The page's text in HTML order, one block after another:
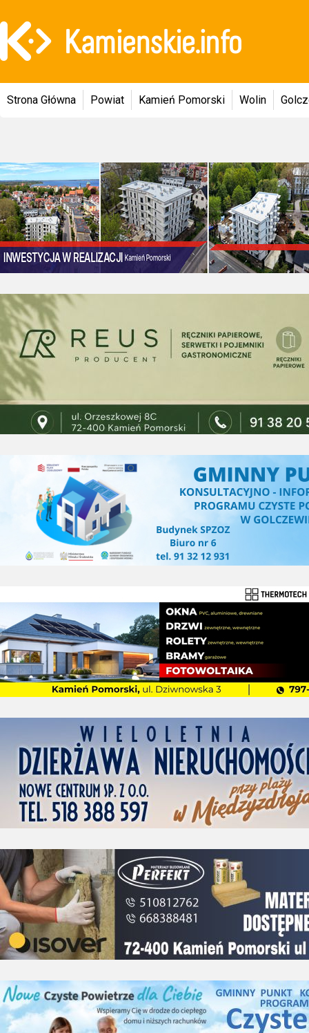
Strona Główna Powiat Kamień Pomorski Wolin